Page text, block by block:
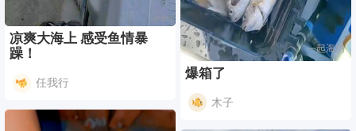
凉爽大海上 感受鱼情暴
躁！
任我行
爆箱了
木子